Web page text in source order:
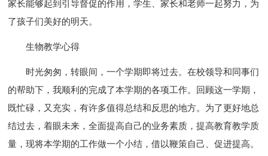
家长能够起到引导督促的作用，学生、家长和老师一起努力，为
了孩子们美好的明天。
生物教学心得
时光匆匆，转眼间，一个学期即将过去。在校领导和同事们
的帮助下，我顺利的完成了本学期的各项工作。回顾这一学期，
既忙碌，又充实，有许多值得总结和反思的地方。为了更好地总
结过去，着眼未来，全面提高自己的业务素质，提高教育教学质
量，现将本学期的工作做一个小结，借以鞭策自己、促进提高。